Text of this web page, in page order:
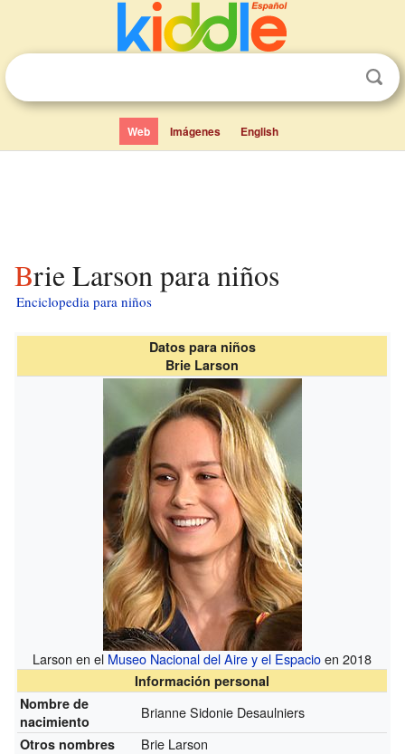
Web Imágenes English
Brie Larson para niños
Enciclopedia para niños
Datos para niños
Brie Larson
Larson en el Museo Nacional del Aire y el Espacioen 2018
Información personal
Nombre de
nacimiento
Brianne Sidonie Desaulniers
Otros nombres Brie Larson